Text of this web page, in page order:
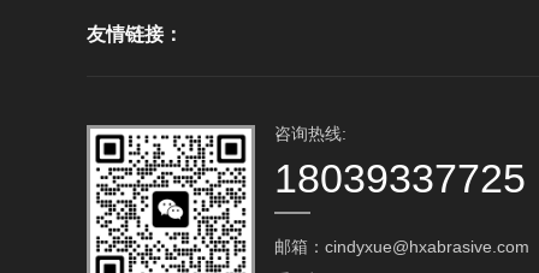
友情链接：
咨询热线:
18039337725
邮箱：cindyxue@hxabrasive.com‬